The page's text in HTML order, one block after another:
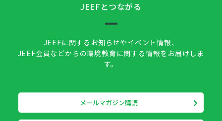
JEEFとつながる
JEEFに関するお知らせやイベント情報、
JEEF会員などからの環境教育に関する情報をお届けしま
す。
メールマガジン購読